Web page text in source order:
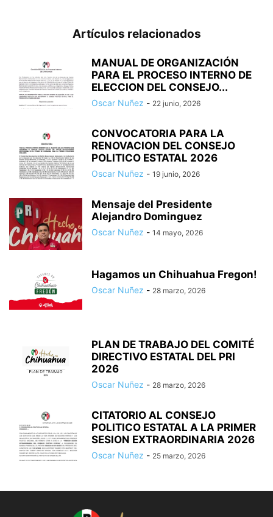
Artículos relacionados
MANUAL DE ORGANIZACIÓN
PARA EL PROCESO INTERNO DE
ELECCION DEL CONSEJO...
Oscar Nuñez - 22 junio, 2026
CONVOCATORIA PARA LA
RENOVACION DEL CONSEJO
POLITICO ESTATAL 2026
Oscar Nuñez - 19 junio, 2026
Mensaje del Presidente
Alejandro Dominguez
Oscar Nuñez - 14 mayo, 2026
Hagamos un Chihuahua Fregon!
Oscar Nuñez - 28 marzo, 2026
PLAN DE TRABAJO DEL COMITÉ
DIRECTIVO ESTATAL DEL PRI
2026
Oscar Nuñez - 28 marzo, 2026
CITATORIO AL CONSEJO
POLITICO ESTATAL A LA PRIMER
SESION EXTRAORDINARIA 2026
Oscar Nuñez - 25 marzo, 2026